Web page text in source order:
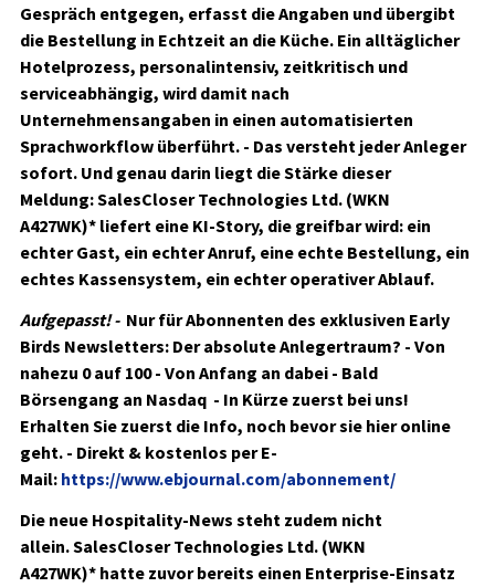
Gespräch entgegen, erfasst die Angaben und übergibt
die Bestellung in Echtzeit an die Küche. Ein alltäglicher
Hotelprozess, personalintensiv, zeitkritisch und
serviceabhängig, wird damit nach
Unternehmensangaben in einen automatisierten
Sprachworkflow überführt. - Das versteht jeder Anleger
sofort. Und genau darin liegt die Stärke dieser
Meldung:SalesCloser Technologies Ltd. (WKN
A427WK)* liefert eine KI-Story, die greifbar wird: ein
echter Gast, ein echter Anruf, eine echte Bestellung, ein
echtes Kassensystem, ein echter operativer Ablauf.
Aufgepasst! - Nur für Abonnenten des exklusiven Early
Birds Newsletters: Der absolute Anlegertraum? - Von
nahezu 0 auf 100 - Von Anfang an dabei - Bald
Börsengang an Nasdaq - In Kürze zuerst bei uns!
Erhalten Sie zuerst die Info, noch bevor sie hier online
geht. - Direkt & kostenlos per E-
Mail: https://www.ebjournal.com/abonnement/
Die neue Hospitality-News steht zudem nicht
allein.SalesCloser Technologies Ltd. (WKN
A427WK)* hatte zuvor bereits einen Enterprise-Einsatz